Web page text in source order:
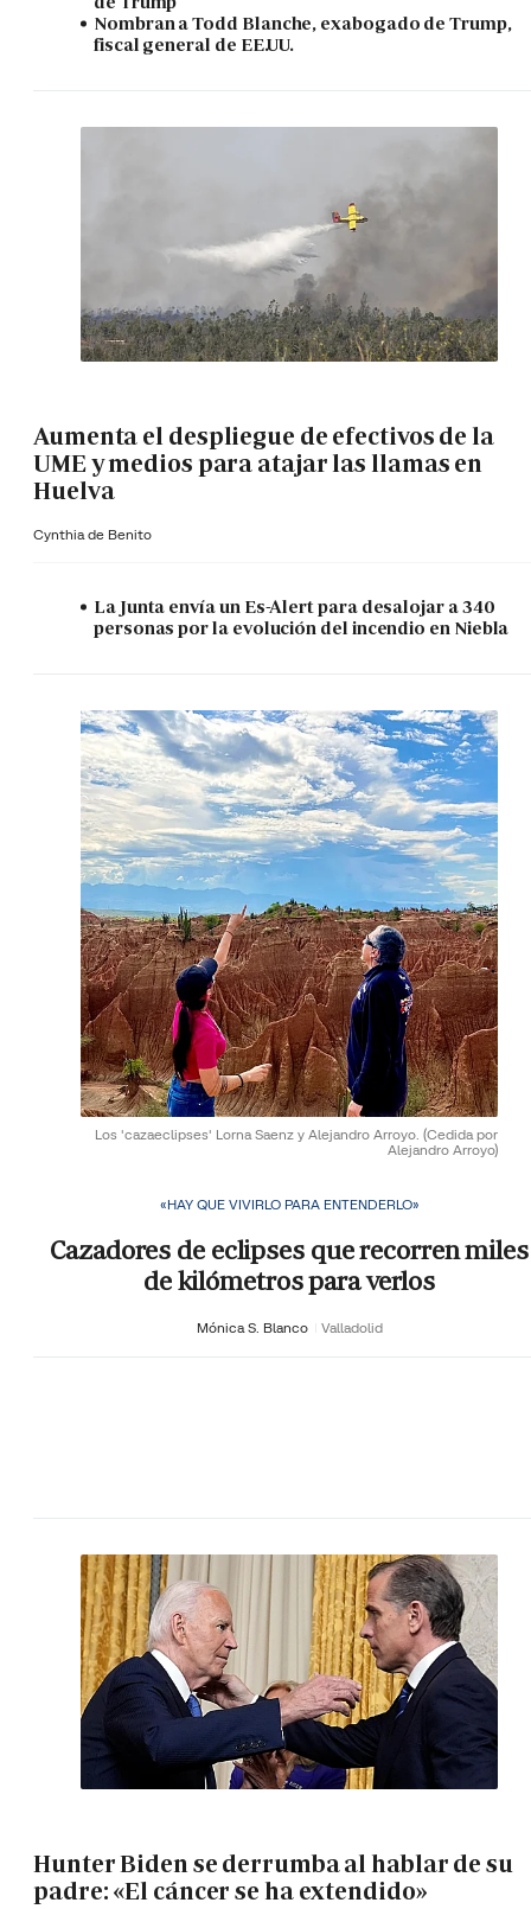
Nombran a Todd Blanche, exabogado de Trump,
fiscal general de EE.UU.
Aumenta el despliegue de efectivos de la
UME y medios para atajar las llamas en
Huelva
Cynthia de Benito
La Junta envía un Es-Alert para desalojar a 340
personas por la evolución del incendio en Niebla
Los 'cazaeclipses' Lorna Saenz y Alejandro Arroyo. (Cedida por
Alejandro Arroyo)
«HAY QUE VIVIRLO PARA ENTENDERLO»
Cazadores de eclipses que recorren miles
de kilómetros para verlos
Mónica S. Blanco Valladolid
Hunter Biden se derrumba al hablar de su
padre: «El cáncer se ha extendido»